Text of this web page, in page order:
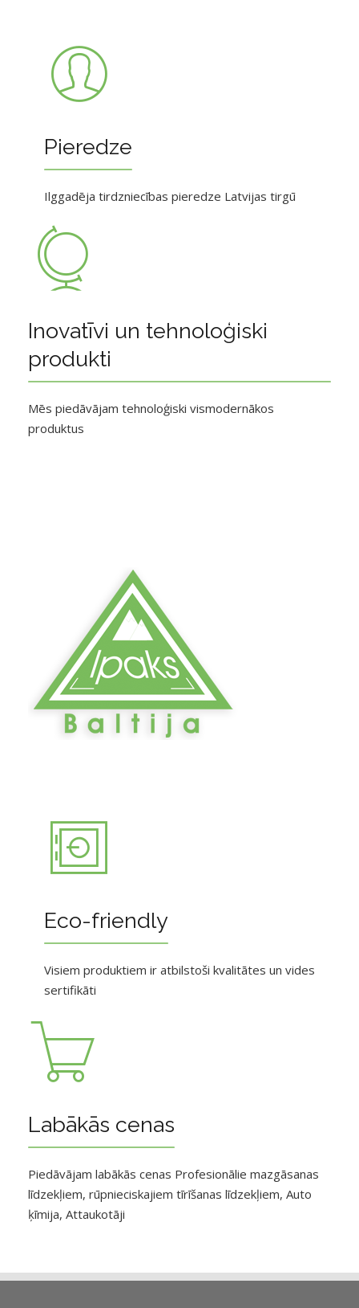
Pieredze
Ilggadēja tirdzniecības pieredze Latvijas tirgū
Inovatīvi un tehnoloģiski
produkti
Mēs piedāvājam tehnoloģiski vismodernākos
produktus
Eco-friendly
Visiem produktiem ir atbilstoši kvalitātes un vides
sertifikāti
Labākās cenas
Piedāvājam labākās cenas Profesionālie mazgāsanas
līdzekļiem, rūpnieciskajiem tīrīšanas līdzekļiem, Auto
ķīmija, Attaukotāji